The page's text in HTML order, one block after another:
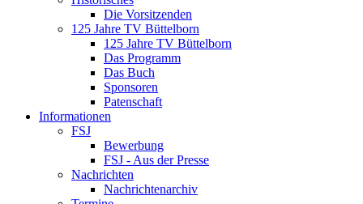
Die Vorsitzenden
125 Jahre TV Büttelborn
125 Jahre TV Büttelborn
Das Programm
Das Buch
Sponsoren
Patenschaft
Informationen
FSJ
Bewerbung
FSJ - Aus der Presse
Nachrichten
Nachrichtenarchiv